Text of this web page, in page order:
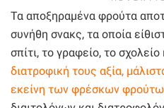
Τα αποξηραμένα φρούτα
συνήθη σνακς, τα οποία
σπίτι, το γραφείο, το
διατροφική τους αξία,
εκείνη των φρέσκων